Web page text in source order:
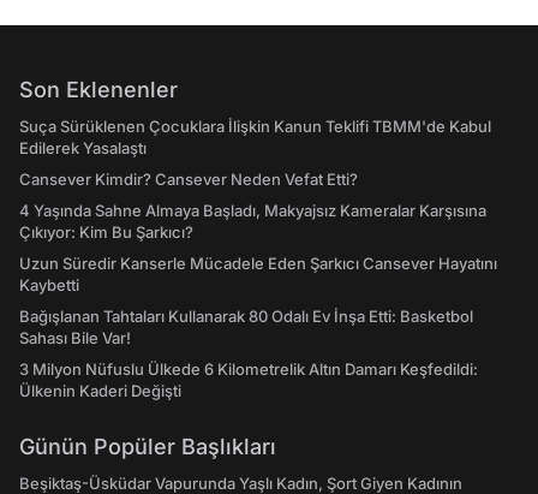
Son Eklenenler
Suça Sürüklenen Çocuklara İlişkin Kanun Teklifi TBMM'de Kabul
Edilerek Yasalaştı
Cansever Kimdir? Cansever Neden Vefat Etti?
4 Yaşında Sahne Almaya Başladı, Makyajsız Kameralar Karşısına
Çıkıyor: Kim Bu Şarkıcı?
Uzun Süredir Kanserle Mücadele Eden Şarkıcı Cansever Hayatını
Kaybetti
Bağışlanan Tahtaları Kullanarak 80 Odalı Ev İnşa Etti: Basketbol
Sahası Bile Var!
3 Milyon Nüfuslu Ülkede 6 Kilometrelik Altın Damarı Keşfedildi:
Ülkenin Kaderi Değişti
Günün Popüler Başlıkları
Beşiktaş-Üsküdar Vapurunda Yaşlı Kadın, Şort Giyen Kadının